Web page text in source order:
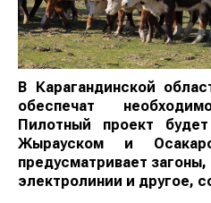
В Карагандинской
обеспечат
Пилотный проект
Жырауском и
предусматривает
электролинии и другое,